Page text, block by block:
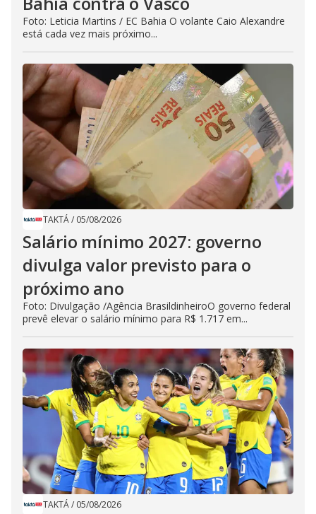
Foto: Leticia Martins / EC Bahia O volante Caio Alexandre
está cada vez mais próximo...
TAKTÁ/ 05/08/2026
Salário mínimo 2027: governo
divulga valor previsto para o
próximo ano
Foto: Divulgação /Agência BrasildinheiroO governo federal
prevê elevar o salário mínimo para R$ 1.717 em...
TAKTÁ/ 05/08/2026